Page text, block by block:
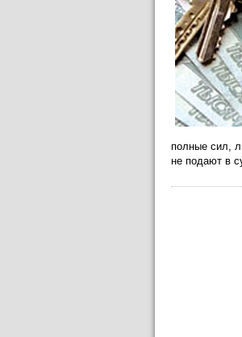
полные сил,
не подают в